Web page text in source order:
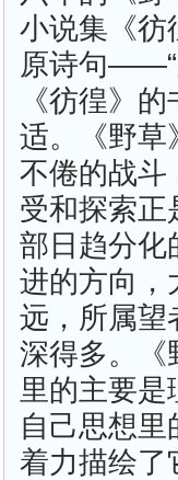
小说集《彷
原诗句——“
《彷徨》
适。《野草
不倦的战斗
受和探索正
部日趋分化
进的方向，
远，所属望
深得多。《
里的主要
自己思想
着力描绘了